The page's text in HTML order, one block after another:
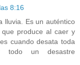
8:16
lluvia. Es un auténtico
produce al caer y
cuando desata toda
un desastre